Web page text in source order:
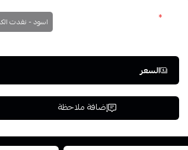
* اسود - نفدت
السعر
إضافة ملاحظة